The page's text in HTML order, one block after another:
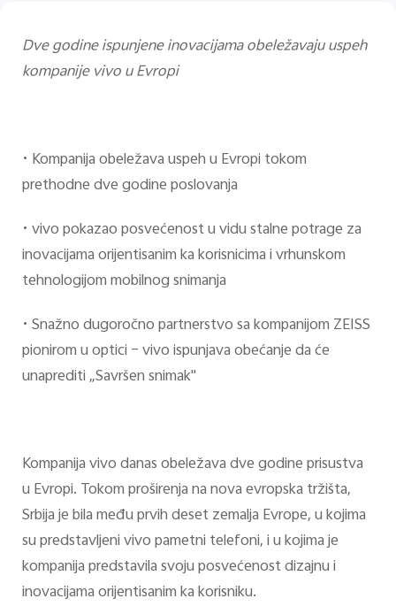
Dve godine ispunjene inovacijama obeležavaju uspeh
kompanije vivo u Evropi
• Kompanija obeležava uspeh u Evropi tokom
prethodne dve godine poslovanja
• vivo pokazao posvećenost u vidu stalne potrage za
inovacijama orijentisanim ka korisnicima i vrhunskom
tehnologijom mobilnog snimanja
• Snažno dugoročno partnerstvo sa kompanijom ZEISS
pionirom u optici – vivo ispunjava obećanje da će
unaprediti „Savršen snimak"
Kompanija vivo danas obeležava dve godine prisustva
u Evropi. Tokom proširenja na nova evropska tržišta,
Srbija je bila među prvih deset zemalja Evrope, u kojima
su predstavljeni vivo pametni telefoni, i u kojima je
kompanija predstavila svoju posvećenost dizajnu i
inovacijama orijentisanim ka korisniku.